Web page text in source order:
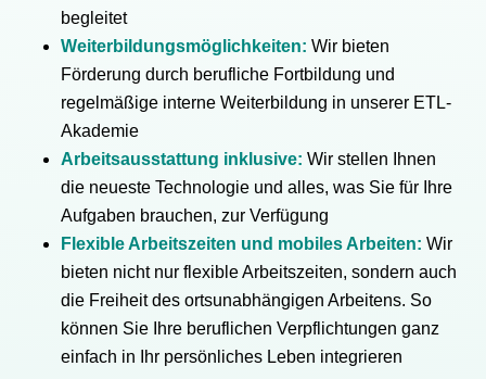
begleitet
Weiterbildungsmöglichkeiten: Wir bieten
Förderung durch berufliche Fortbildung und
regelmäßige interne Weiterbildung in unserer ETL-
Akademie
Arbeitsausstattung inklusive: Wir stellen Ihnen
die neueste Technologie und alles, was Sie für Ihre
Aufgaben brauchen, zur Verfügung
Flexible Arbeitszeiten und mobiles Arbeiten: Wir
bieten nicht nur flexible Arbeitszeiten, sondern auch
die Freiheit des ortsunabhängigen Arbeitens. So
können Sie Ihre beruflichen Verpflichtungen ganz
einfach in Ihr persönliches Leben integrieren